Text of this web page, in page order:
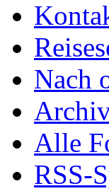
Nach
Alle
RSS-